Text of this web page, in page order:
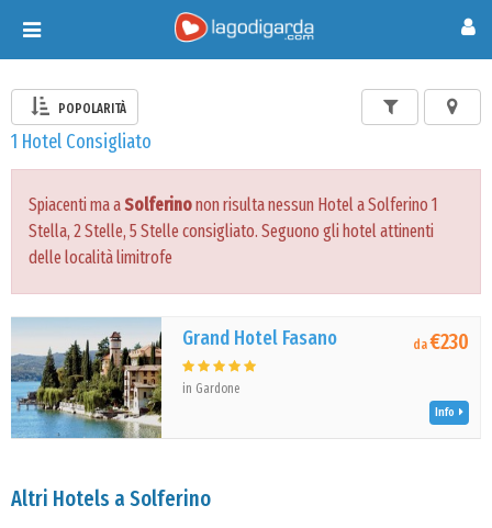
Toggle
navigation
POPOLARITÀ
1 Hotel Consigliato
Spiacenti ma aSolferinonon risulta nessun Hotel a Solferino 1
Stella, 2 Stelle, 5 Stelle consigliato. Seguono gli hotel attinenti
delle località limitrofe
Grand Hotel Fasano
in Gardone
da€230
Info
Altri Hotels a Solferino